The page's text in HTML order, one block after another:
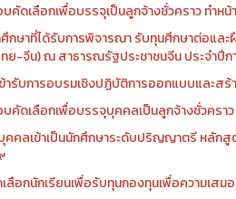
คัดเลือกเพื่อบรรจุเป็นลูกจ้างชั่วคราว ทำหน้
กษาที่ได้รับการพิจารณา รับทุนศึกษาต่อแล
ย-จีน) ณ สาธารณรัฐประชาชนจีน ประจำปี
ารับการอบรมเชิงปฏิบัติการออกแบบและสร้
คัดเลือกเพื่อบรรจุบุคคลเป็นลูกจ้างชั่วคราว
คลเข้าเป็นนักศึกษาระดับปริญญาตรี หลักสู
ลือกนักเรียนเพื่อรับทุนกองทุนเพื่อความเส